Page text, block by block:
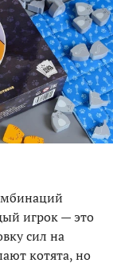
игрок — это
сил на
котята, но